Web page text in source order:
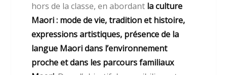
hors de la classe, en abordant la culture
Maori : mode de vie, tradition et histoire,
expressions artistiques, présence de la
langue Maori dans l’environnement
proche et dans les parcours familiaux